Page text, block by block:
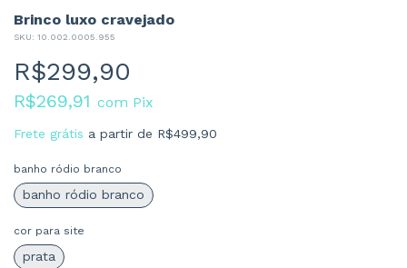
Brinco luxo cravejado
SKU: 10.002.0005.955
R$299,90
R$269,91 com Pix
Frete grátis a partir de R$499,90
banho ródio branco
banho ródio branco
cor para site
prata